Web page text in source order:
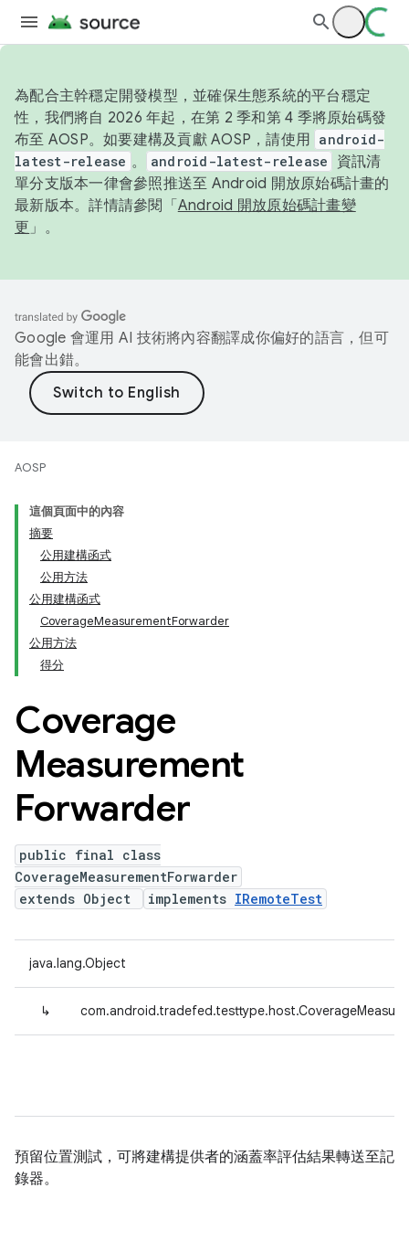
為配合主幹穩定開發模型，並確保生態系統的平台穩定
性，我們將自 2026 年起，在第 2 季和第 4 季將原始碼發
布至 AOSP。如要建構及貢獻 AOSP，請使用 android-
latest-release 。 android-latest-release
資訊清
單分支版本一律會參照推送至 Android 開放原始碼計畫的
最新版本。詳情請參閱「 Android 開放原始碼計畫變
更 」。
Google 會運用 AI 技術將內容翻譯成你偏好的語言，但可
能會出錯。
AOSP
這個頁面中的內容
摘要
公用建構函式
公用方法
公用建構函式
CoverageMeasurementForwarder
公用方法
得分
Coverage
Measurement
Forwarder
public final class
CoverageMeasurementForwarder
extends Object
implements IRemoteTest
java.lang.Object
↳
預留位置測試，可將建構提供者的涵蓋率評估結果轉送至記
錄器。